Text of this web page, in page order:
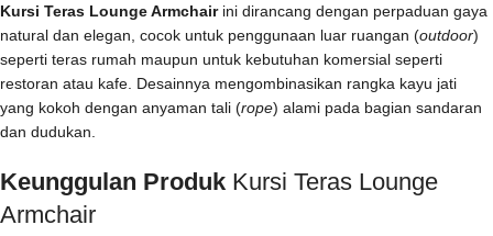
Kursi Teras Lounge Armchairini dirancang dengan perpaduan gaya
natural dan elegan, cocok untuk penggunaan luar ruangan (outdoor)
seperti teras rumah maupun untuk kebutuhan komersial seperti
restoran atau kafe. Desainnya mengombinasikan rangka kayu jati
yang kokoh dengan anyaman tali (rope) alami pada bagian sandaran
dan dudukan.
Keunggulan Produk Kursi Teras Lounge
Armchair